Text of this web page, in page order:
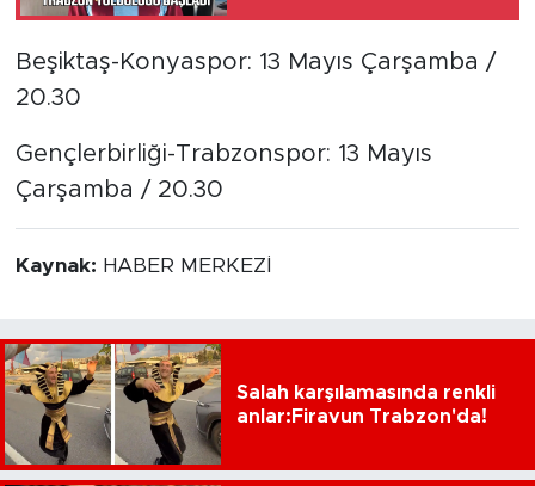
Beşiktaş-Konyaspor: 13 Mayıs Çarşamba /
20.30
Gençlerbirliği-Trabzonspor: 13 Mayıs
Çarşamba / 20.30
Kaynak: HABER MERKEZİ
Salah karşılamasında renkli
anlar:Firavun Trabzon'da!